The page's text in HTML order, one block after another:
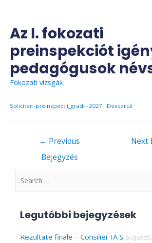
contentAz I. fokozati
preinspekciót
pedagógusok
Fokozati vizsgák
Solicitari-preinspectii_grad-I-2027 Descarcă
← Previous
Bejegyzés
Next
S
c
Legutóbbi bejegyzések
Rezultate finale – Consilier IA S